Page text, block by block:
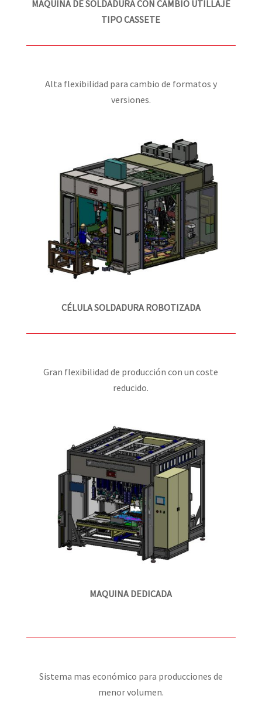
MAQUINA DE SOLDADURA CON CAMBIO UTILLAJE
TIPO CASSETE
Alta flexibilidad para cambio de formatos y
versiones.
CÉLULA SOLDADURA ROBOTIZADA
Gran flexibilidad de producción con un coste
reducido.
MAQUINA DEDICADA
Sistema mas económico para producciones de
menor volumen.